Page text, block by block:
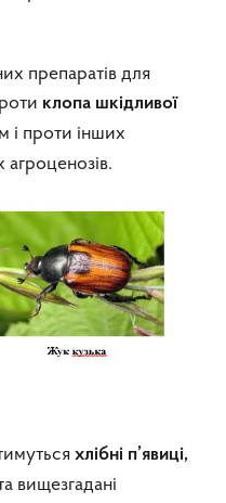
препаратів для
клопа шкідливої
і проти інших
агроценозів.
хлібні п’явиці,
вищезгадані